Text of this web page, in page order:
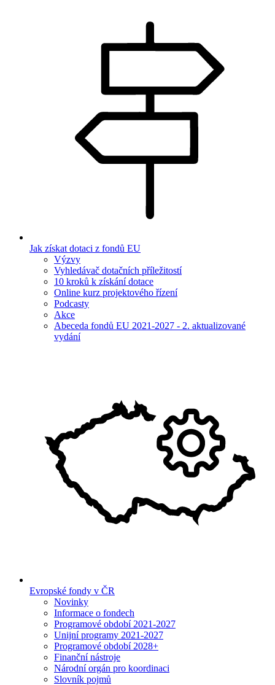
Jak získat dotaci z fondů EU
Výzvy
Vyhledávač dotačních příležitostí
10 kroků k získání dotace
Online kurz projektového řízení
Podcasty
Akce
Abeceda fondů EU 2021-2027 - 2. aktualizované
vydání
Evropské fondy v ČR
Novinky
Informace o fondech
Programové období 2021-2027
Unijní programy 2021-2027
Programové období 2028+
Finanční nástroje
Národní orgán pro koordinaci
Slovník pojmů